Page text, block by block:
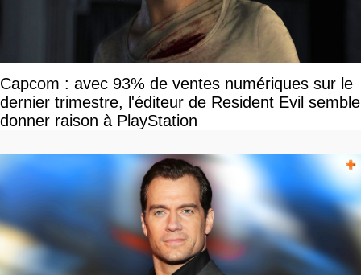
Capcom : avec 93% de ventes numériques sur le
dernier trimestre, l'éditeur de Resident Evil semble
donner raison à PlayStation